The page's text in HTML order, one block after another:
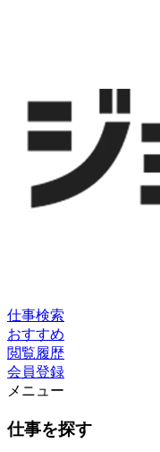
仕事検索
おすすめ
閲覧履歴
会員登録
メニュー
仕事を探す